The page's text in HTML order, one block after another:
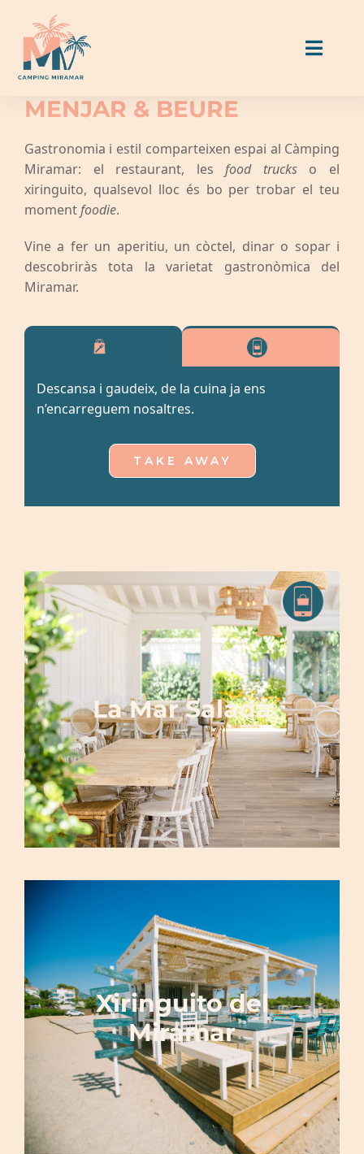
content
Toggle
Allotjaments
Parcel·les
Menjar & Beure
Activitats i serveis
Contactar
MENJAR & BEURE
Gastronomia i estil comparteixen espai al Càmping
Miramar: el restaurant, lesfood truckso el
xiringuito, qualsevol lloc és bo per trobar el teu
momentfoodie.
Vine a fer un aperitiu, un còctel, dinar o sopar i
descobriràs tota la varietat gastronòmica del
Miramar.
Descansa i gaudeix, de la cuina ja ens
n’encarreguem nosaltres.
TAKE AWAY
La Mar Salada
Xiringuito del
Miramar